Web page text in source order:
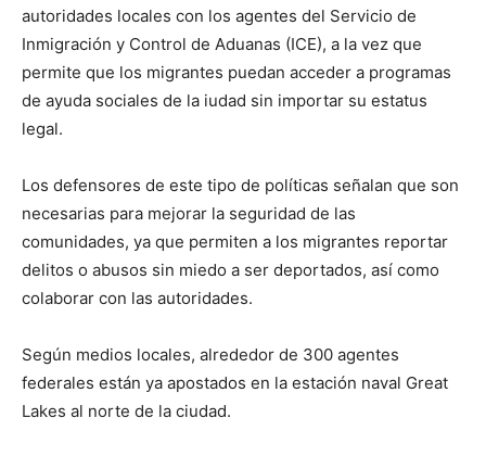
autoridades locales con los agentes del Servicio de
Inmigración y Control de Aduanas (ICE), a la vez que
permite que los migrantes puedan acceder a programas
de ayuda sociales de la iudad sin importar su estatus
legal.
Los defensores de este tipo de políticas señalan que son
necesarias para mejorar la seguridad de las
comunidades, ya que permiten a los migrantes reportar
delitos o abusos sin miedo a ser deportados, así como
colaborar con las autoridades.
Según medios locales, alrededor de 300 agentes
federales están ya apostados en la estación naval Great
Lakes al norte de la ciudad.